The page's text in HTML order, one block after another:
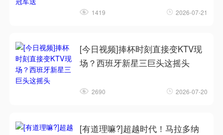
1419 2026-07-21
[今日视频]捧杯时刻直接变KTV现
场？西班牙新星三巨头这摇头
2690 2026-07-20
[有道理嘛?]超越时代！马拉多纳